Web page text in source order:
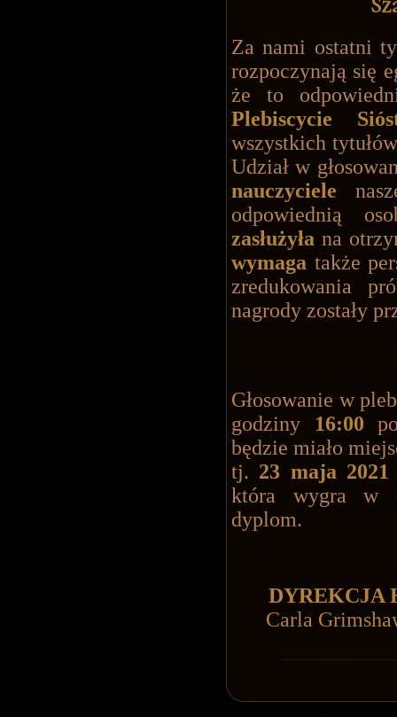
Za nami ostatni
rozpoczynają się
że to
Plebiscycie
wszystkich
Udział w
nauczyciele
odpowiednią
zasłużyła na
wymaga także
zredukowania
nagrody zostały
Głosowanie w
godziny 16:00
będzie miało
tj. 23 maja 2021
która wygra w
dyplom.
DYREKCJA
Carla